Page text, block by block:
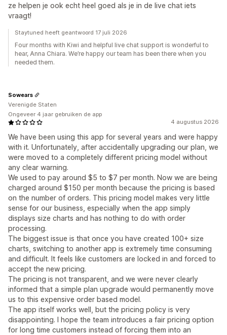
ze helpen je ook echt heel goed als je in de live chat iets
vraagt!
Staytuned heeft geantwoord 17 juli 2026
Four months with Kiwi and helpful live chat support is wonderful to
hear, Anna Chiara. We’re happy our team has been there when you
needed them.
4 augustus 2026
We have been using this app for several years and were happy
with it. Unfortunately, after accidentally upgrading our plan, we
were moved to a completely different pricing model without
any clear warning.
We used to pay around $5 to $7 per month. Now we are being
charged around $150 per month because the pricing is based
on the number of orders. This pricing model makes very little
sense for our business, especially when the app simply
displays size charts and has nothing to do with order
processing.
The biggest issue is that once you have created 100+ size
charts, switching to another app is extremely time consuming
and difficult. It feels like customers are locked in and forced to
accept the new pricing.
The pricing is not transparent, and we were never clearly
informed that a simple plan upgrade would permanently move
us to this expensive order based model.
The app itself works well, but the pricing policy is very
disappointing. I hope the team introduces a fair pricing option
for long time customers instead of forcing them into an
Sowears
Verenigde Staten
Ongeveer 4 jaar gebruiken de app